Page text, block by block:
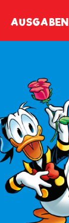
AUSGABEN